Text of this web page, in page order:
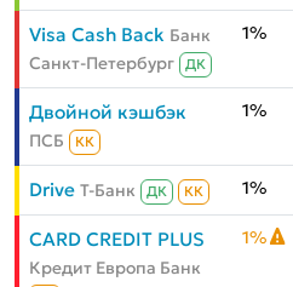
Visa Cash Back Банк
Санкт-Петербург
ДК
1%
Двойной кэшбэк
ПСБ КК
1%
Drive Т-Банк ДК КК 1%
CARD CREDIT PLUS
Кредит Европа Банк
1%